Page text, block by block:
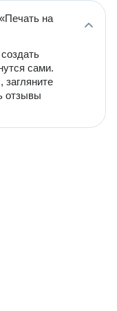
на
сами.
отзывы